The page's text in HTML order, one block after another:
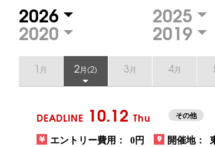
2026 2025
2020 2019
1 月 2月(2) 3月 4月
DEADLINE 10.12 Thu その他
エントリー費用： 0円 開催地：